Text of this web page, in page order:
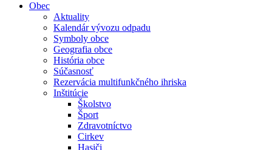
Obec
Aktuality
Kalendár vývozu odpadu
Symboly obce
Geografia obce
História obce
Súčasnosť
Rezervácia multifunkčného ihriska
Inštitúcie
Školstvo
Šport
Zdravotníctvo
Cirkev
Hasiči